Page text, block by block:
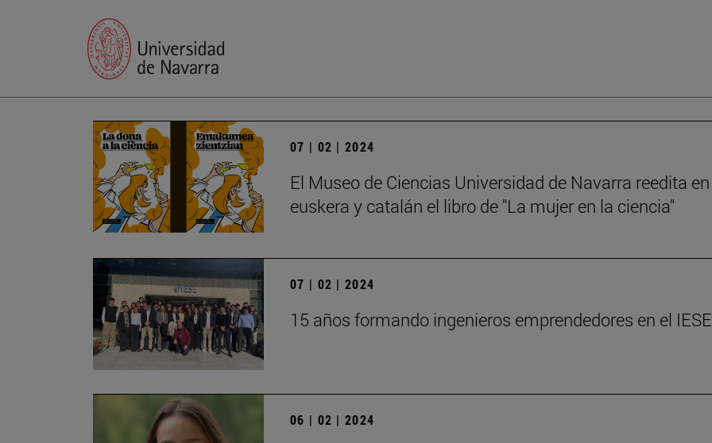
07 | 02 | 2024
El Museo de Ciencias Universidad de Navarra reedita en
euskera y catalán el libro de "La mujer en la ciencia"
07 | 02 | 2024
15 años formando ingenieros emprendedores en el IESE
06 | 02 | 2024